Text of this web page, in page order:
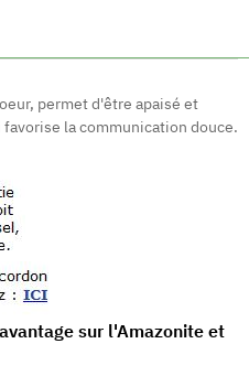
permet d'être apaisé et
la communication douce.
sur l'Amazonite et